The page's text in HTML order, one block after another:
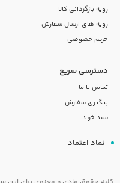
رویه بازگردانی کالا
رویه های ارسال سفارش
حریم خصوصی
دسترسی سریع
تماس با ما
پیگیری سفارش
سبد خرید
نماد اعتماد